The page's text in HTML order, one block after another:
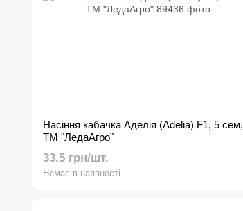
Насіння кабачка Аделія (Adelia) F1, 5 сем,
ТМ "ЛедаАгро"
33.5 грн/шт.
Немає в наявності